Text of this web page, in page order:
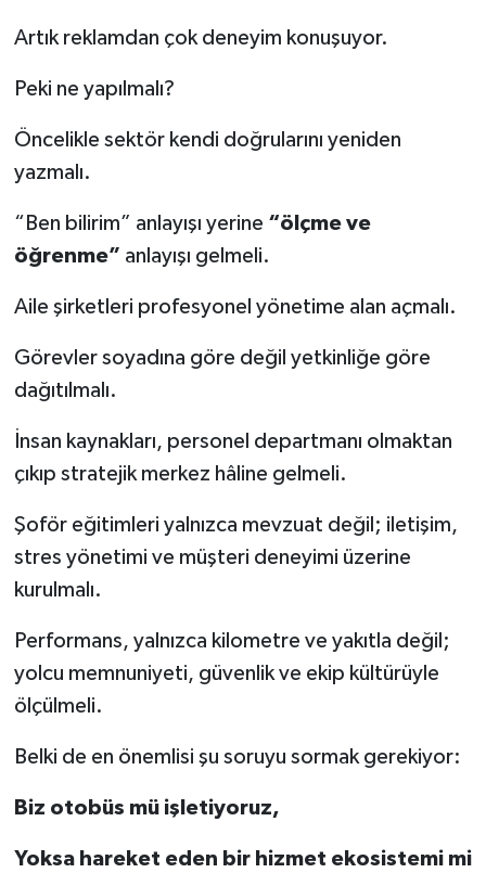
Artık reklamdan çok deneyim konuşuyor.
Peki ne yapılmalı?
Öncelikle sektör kendi doğrularını yeniden
yazmalı.
“Ben bilirim” anlayışı yerine “ölçme ve
öğrenme” anlayışı gelmeli.
Aile şirketleri profesyonel yönetime alan açmalı.
Görevler soyadına göre değil yetkinliğe göre
dağıtılmalı.
İnsan kaynakları, personel departmanı olmaktan
çıkıp stratejik merkez hâline gelmeli.
Şoför eğitimleri yalnızca mevzuat değil; iletişim,
stres yönetimi ve müşteri deneyimi üzerine
kurulmalı.
Performans, yalnızca kilometre ve yakıtla değil;
yolcu memnuniyeti, güvenlik ve ekip kültürüyle
ölçülmeli.
Belki de en önemlisi şu soruyu sormak gerekiyor:
Biz otobüs mü işletiyoruz,
Yoksa hareket eden bir hizmet ekosistemi mi